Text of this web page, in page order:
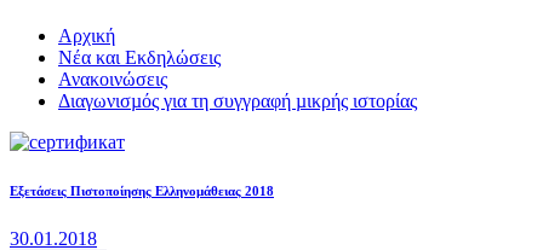
Αρχική
Νέα και Εκδηλώσεις
Ανακοινώσεις
Διαγωνισµός για τη συγγραφή µικρής ιστορίας
Εξετάσεις Πιστοποίησης Ελληνομάθειας 2018
30.01.2018